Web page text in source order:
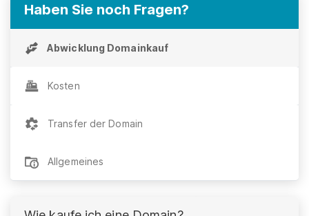
Haben Sie noch Fragen?
Abwicklung Domainkauf
Kosten
Transfer der Domain
Allgemeines